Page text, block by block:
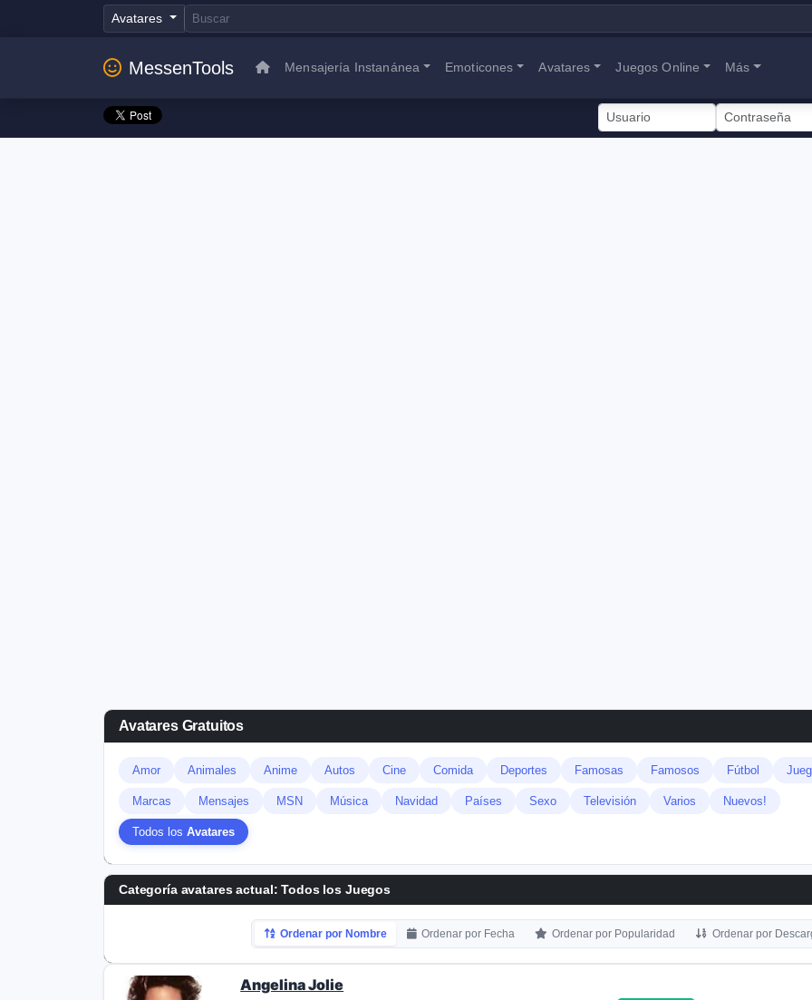
Avatares
MessenTools Mensajería Instanánea Emoticones Avatares Juegos Online Más
Avatares Gratuitos
Amor Animales Anime Autos Cine Comida Deportes Famosas Famosos Fútbol
Marcas Mensajes MSN Música Navidad Países Sexo Televisión Varios Nuevos!
Todos los Avatares
Categoría avatares actual: Todos los Juegos
Ordenar por Nombre Ordenar por Fecha Ordenar por Popularidad Ordenar por
Angelina Jolie